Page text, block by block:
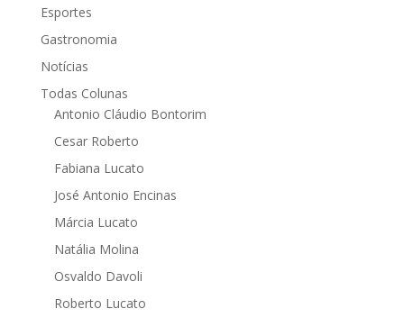
Esportes
Gastronomia
Notícias
Todas Colunas
Antonio Cláudio Bontorim
Cesar Roberto
Fabiana Lucato
José Antonio Encinas
Márcia Lucato
Natália Molina
Osvaldo Davoli
Roberto Lucato